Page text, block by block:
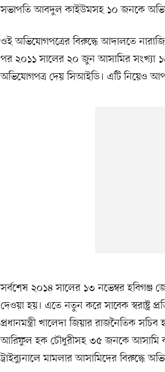
সভাপতি আবদুল কাইউমসহ ১০ জনকে
ওই অভিযোগপত্রের বিরুদ্ধে আদালতে
পর ২০১১ সালের ২০ জুন আসামির সংখ্যা
অভিযোগপত্র দেয় সিআইডি। এটি নিয়েও
সর্বশেষ ২০১৪ সালের ১৩ নভেম্বর
দেওয়া হয়। এতে নতুন করে সাবেক স্বরাষ্ট্র
প্রধানমন্ত্রী খালেদা জিয়ার রাজনৈতিক
আরিফুল হক চৌধুরীসহ ৩৫ জনকে আসামি
ট্রাইব্যুনালে মামলার আসামিদের বিরুদ্ধে